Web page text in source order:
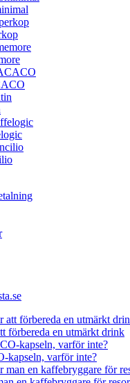
förbereda en utmärkt drink
kapseln, varför inte?